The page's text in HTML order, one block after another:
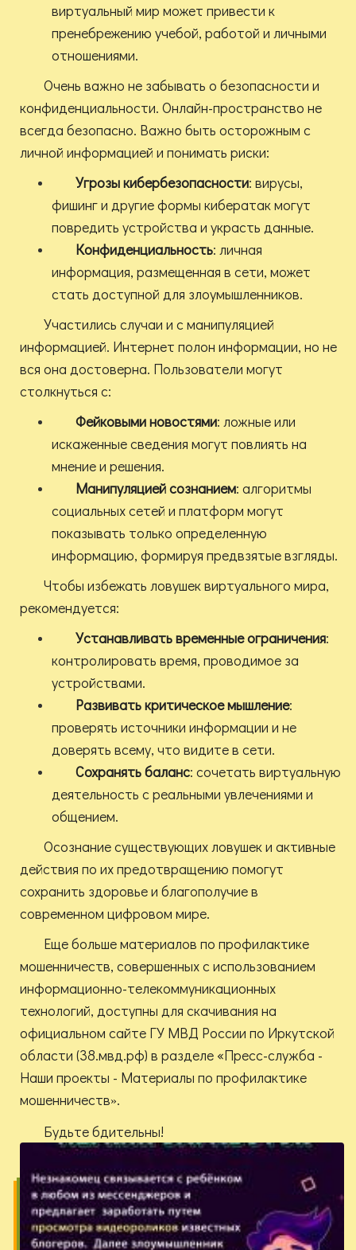
виртуальный мир может привести к
пренебрежению учебой, работой и личными
отношениями.
Очень важно не забывать о безопасности и
конфиденциальности. Онлайн-пространство не
всегда безопасно. Важно быть осторожным с
личной информацией и понимать риски:
Угрозы кибербезопасности: вирусы,
фишинг и другие формы кибератак могут
повредить устройства и украсть данные.
Конфиденциальность: личная
информация, размещенная в сети, может
стать доступной для злоумышленников.
Участились случаи и с манипуляцией
информацией. Интернет полон информации, но не
вся она достоверна. Пользователи могут
столкнуться с:
Фейковыми новостями: ложные или
искаженные сведения могут повлиять на
мнение и решения.
Манипуляцией сознанием: алгоритмы
социальных сетей и платформ могут
показывать только определенную
информацию, формируя предвзятые взгляды.
Чтобы избежать ловушек виртуального мира,
рекомендуется:
Устанавливать временные ограничения:
контролировать время, проводимое за
устройствами.
Развивать критическое мышление:
проверять источники информации и не
доверять всему, что видите в сети.
Сохранять баланс: сочетать виртуальную
деятельность с реальными увлечениями и
общением.
Осознание существующих ловушек и активные
действия по их предотвращению помогут
сохранить здоровье и благополучие в
современном цифровом мире.
Еще больше материалов по профилактике
мошенничеств, совершенных с использованием
информационно-телекоммуникационных
технологий, доступны для скачивания на
официальном сайте ГУ МВД России по Иркутской
области (38.мвд.рф) в разделе «Пресс-служба -
Наши проекты - Материалы по профилактике
мошенничеств».
Будьте бдительны!